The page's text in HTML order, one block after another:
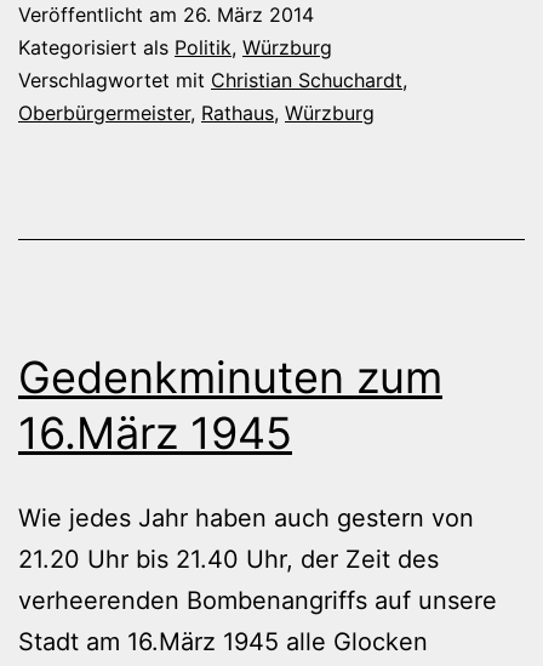
Stichwahl
am
Sonntag
Veröffentlicht am 26. März 2014
Kategorisiert als Politik, Würzburg
Verschlagwortet mit Christian Schuchardt,
Oberbürgermeister, Rathaus, Würzburg
Gedenkminuten zum
16.März 1945
Wie jedes Jahr haben auch gestern von
21.20 Uhr bis 21.40 Uhr, der Zeit des
verheerenden Bombenangriffs auf unsere
Stadt am 16.März 1945 alle Glocken